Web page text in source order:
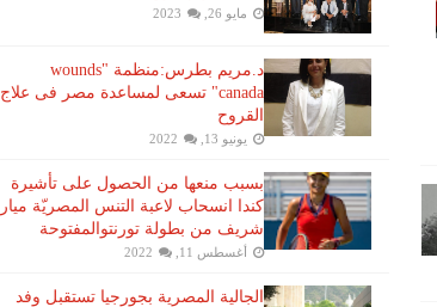
مايو 26, 2023
د.مريم بطرس:منظمة "wounds
canada" تسعى لمساعدة مصر فى علاج
القروح
يونيو 13, 2022
بسبب منعها من الحصول على تأشيرة
كندا انسحاب لاعبة ​التنس​ المصريّة ​ميار
شريف​ من بطولة ​تورنتو​المفتوحة
أغسطس 11, 2022
الجالية المصرية بجورجيا تستقبل وفد